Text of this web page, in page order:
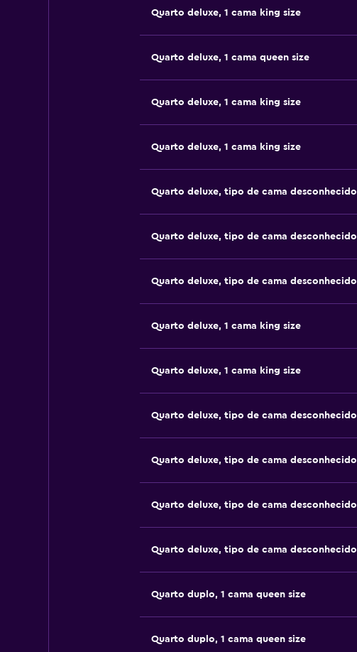
Quarto deluxe, 1 cama king size
Quarto deluxe, 1 cama queen size
Quarto deluxe, 1 cama king size
Quarto deluxe, 1 cama king size
Quarto deluxe, tipo de cama desconhecido
Quarto deluxe, tipo de cama desconhecido
Quarto deluxe, tipo de cama desconhecido
Quarto deluxe, 1 cama king size
Quarto deluxe, 1 cama king size
Quarto deluxe, tipo de cama desconhecido
Quarto deluxe, tipo de cama desconhecido
Quarto deluxe, tipo de cama desconhecido
Quarto deluxe, tipo de cama desconhecido
Quarto duplo, 1 cama queen size
Quarto duplo, 1 cama queen size